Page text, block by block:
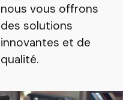
nous vous offrons
des solutions
innovantes et de
qualité.